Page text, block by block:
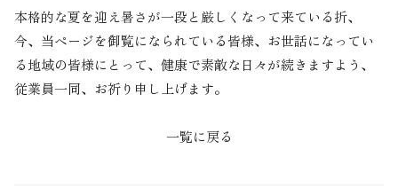
本格的な夏を迎え暑さが一段と厳しくなって来ている折、
今、当ページを御覧になられている皆様、お世話になってい
る地域の皆様にとって、健康で素敵な日々が続きますよう、
従業員一同、お祈り申し上げます。
一覧に戻る